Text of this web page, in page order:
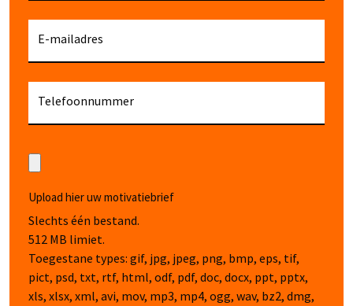
E-mailadres
Telefoonnummer
Upload hier uw motivatiebrief
Slechts één bestand.
512 MB limiet.
Toegestane types: gif, jpg, jpeg, png, bmp, eps, tif,
pict, psd, txt, rtf, html, odf, pdf, doc, docx, ppt, pptx,
xls, xlsx, xml, avi, mov, mp3, mp4, ogg, wav, bz2, dmg,